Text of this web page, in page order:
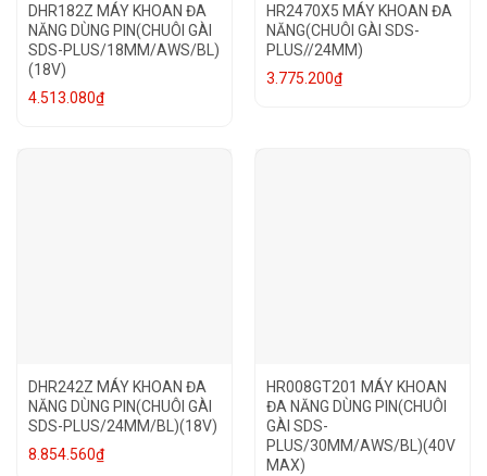
DHR182Z MÁY KHOAN ĐA
NĂNG DÙNG PIN(CHUÔI GÀI
SDS-PLUS/18MM/AWS/BL)
(18V)
4.513.080₫
HR2470X5 MÁY KHOAN ĐA
NĂNG(CHUÔI GÀI SDS-
PLUS//24MM)
3.775.200₫
DHR242Z MÁY KHOAN ĐA
NĂNG DÙNG PIN(CHUÔI GÀI
SDS-PLUS/24MM/BL)(18V)
8.854.560₫
HR008GT201 MÁY KHOAN
ĐA NĂNG DÙNG PIN(CHUÔI
GÀI SDS-
PLUS/30MM/AWS/BL)(40V
MAX)